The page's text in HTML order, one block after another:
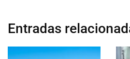
Entradas